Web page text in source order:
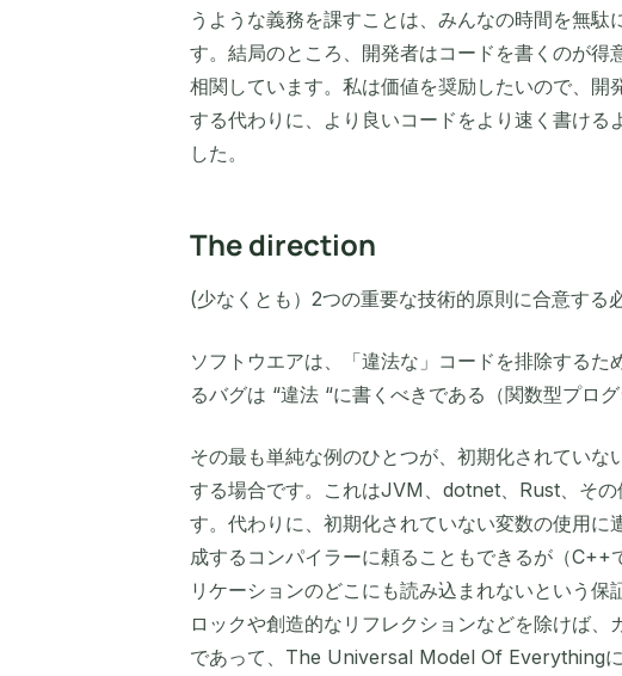
うような義務を課すことは、みんなの時間を無
す。結局のところ、開発者はコードを書くのが
相関しています。私は価値を奨励したいので、開
する代わりに、より良いコードをより速く書け
した。
The direction
(少なくとも）2つの重要な技術的原則に合意する
ソフトウエアは、「違法な」コードを排除する
るバグは “違法 “に書くべきである（関数型プログ
その最も単純な例のひとつが、初期化されてい
する場合です。これはJVM、dotnet、Rust、そ
す。代わりに、初期化されていない変数の使用
成するコンパイラーに頼ることもできるが（
リケーションのどこにも読み込まれないという
ロックや創造的なリフレクションなどを除けば
であって、The Universal Model Of Everything